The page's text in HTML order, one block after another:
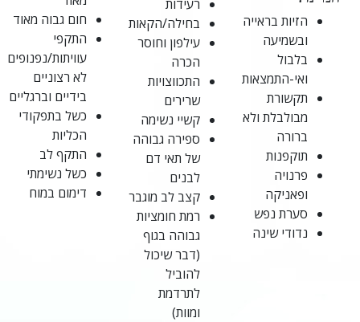
הזיות בראייה
ובשמיעה
בלבול
ואי-התמצאות
תקשורת
מבולבלת ולא
ברורה
תוקפנות
פרנויה
ופאניקה
סערת נפש
נדודי שינה
רעידות
בחילה/הקאות
עילפון וחוסר
הכרה
התכווצויות
שרירים
קשיי נשימה
ספירה גבוהה
של תאי דם
לבנים
קצב לב מוגבר
רמת חומציות
גבוהה בגוף
(דבר שיכול
להוביל
לתרדמת
ומוות)
חום גבוה מאוד
התקפי
עוויתות/נפנופים
לא רצוניים
בידיים וברגליים
כשל בתפקודי
הכליות
התקף לב
כשל נשימתי
דימום במוח